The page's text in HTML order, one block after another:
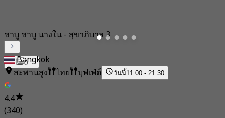
0
ชาบู ชาบู นางใน - สุขาภิบาล 3
Bangkok
สะพานสูง
ไทย บุฟเฟ่ต์ วันนี้11:00 - 21:30
4.4
(340)